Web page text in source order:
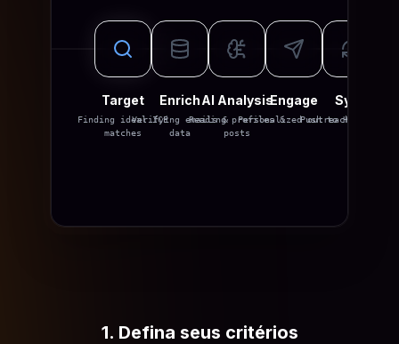
Target
Finding ideal ICP
matches
Enrich
Verifying emails &
data
AI Analysis
Reading profiles &
posts
Engage
Personalized outreach
Sync
Push to HubSpot/
1. Defina seus critérios